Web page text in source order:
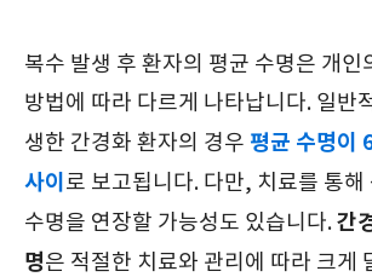
복수 발생 후 환자의 평균 수명은 개인
방법에 따라 다르게 나타납니다. 일반
생한 간경화 환자의 경우 평균 수명이
사이 로 보고됩니다. 다만, 치료를 통해
수명을 연장할 가능성도 있습니다.간
명은 적절한 치료와 관리에 따라 크게